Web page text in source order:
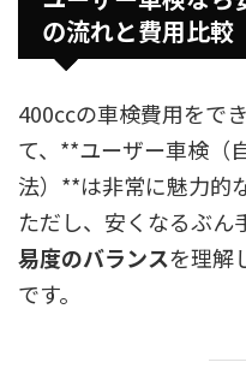
の流れと費用比較
400ccの車検費用をで
て、**ユーザー車検（
法）**は非常に魅力的
ただし、安くなるぶん
易度のバランスを理解
です。